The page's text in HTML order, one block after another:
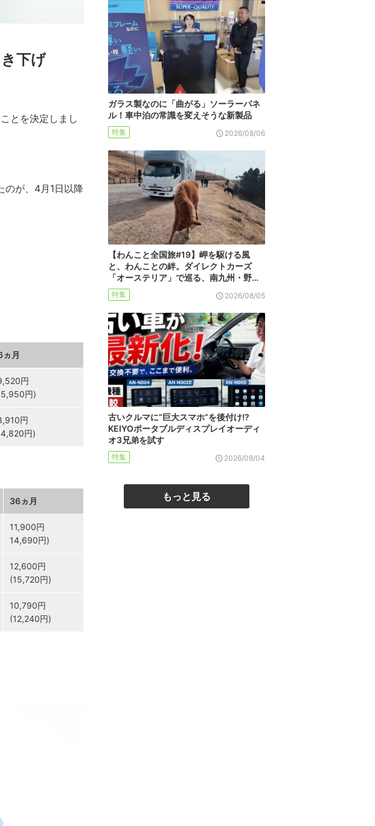
下げ
とを決定しまし
のが、4月1日以降
ヵ月
円
円)
円
円)
36ヵ月
11,900円
14,690円)
12,600円
(15,720円)
10,790円
(12,240円)
ガラス製なのに「曲がる」ソーラーパネ
ル！車中泊の常識を変えそうな新製品
特集 2026/08/06
【わんこと全国旅#19】岬を駆ける風
と、わんことの絆。ダイレクトカーズ
「オーステリア」で巡る、南九州・野…
特集 2026/08/05
古いクルマに“巨大スマホ”を後付け!?
KEIYOポータブルディスプレイオーディ
オ3兄弟を試す
特集 2026/08/04
もっと見る